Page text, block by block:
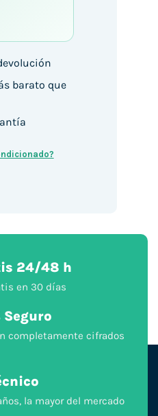
barato que
24/48 h
en 30 días
Seguro
completamente cifrados
la mayor del mercado